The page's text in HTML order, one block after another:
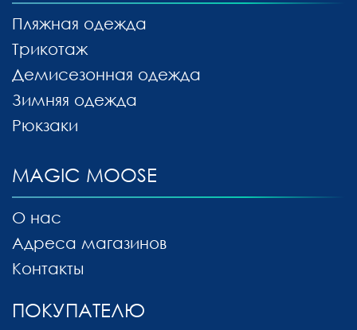
MAGIC MOOSE
О нас
Адреса магазинов
Контакты
Пляжная одежда
Трикотаж
Демисезонная одежда
Зимняя одежда
Рюкзаки
ПОКУПАТЕЛЮ